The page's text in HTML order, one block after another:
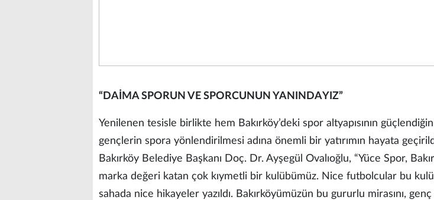
“DAİMA SPORUN VE SPORCUNUN YANINDAYIZ”
Yenilenen tesisle birlikte hem Bakırköy’deki spor altyapısının
gençlerin spora yönlendirilmesi adına önemli bir yatırımın hayata
Bakırköy Belediye Başkanı Doç. Dr. Ayşegül Ovalıoğlu, “Yüce Spor,
marka değeri katan çok kıymetli bir kulübümüz. Nice futbolcular bu
sahada nice hikayeler yazıldı. Bakırköyümüzün bu gururlu mirasını,